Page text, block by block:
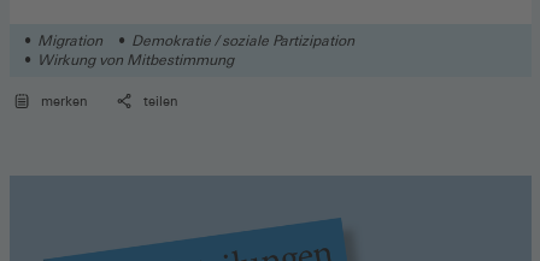
Migration
Demokratie / soziale Partizipation
Wirkung von Mitbestimmung
merken teilen